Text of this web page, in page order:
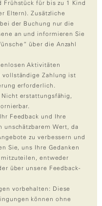
Frühstück für bis zu 1 Kind
Eltern). Zusätzliche
der Buchung nur die
an und informieren Sie
über die Anzahl
Aktivitäten
vollständige Zahlung ist
erforderlich.
erstattungsfähig,
Feedback und Ihre
unschätzbarem Wert, da
zu verbessern und
Sie, uns Ihre Gedanken
entweder
über unsere Feedback-
vorbehalten: Diese
können ohne